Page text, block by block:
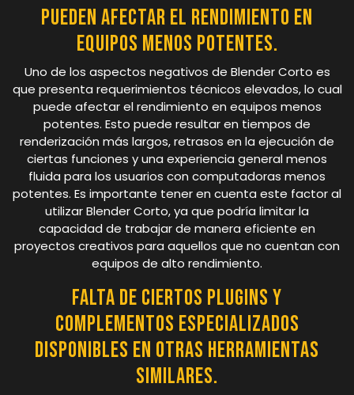
pueden afectar el rendimiento en
equipos menos potentes.
Uno de los aspectos negativos de Blender Corto es
que presenta requerimientos técnicos elevados, lo cual
puede afectar el rendimiento en equipos menos
potentes. Esto puede resultar en tiempos de
renderización más largos, retrasos en la ejecución de
ciertas funciones y una experiencia general menos
fluida para los usuarios con computadoras menos
potentes. Es importante tener en cuenta este factor al
utilizar Blender Corto, ya que podría limitar la
capacidad de trabajar de manera eficiente en
proyectos creativos para aquellos que no cuentan con
equipos de alto rendimiento.
Falta de ciertos plugins y
complementos especializados
disponibles en otras herramientas
similares.